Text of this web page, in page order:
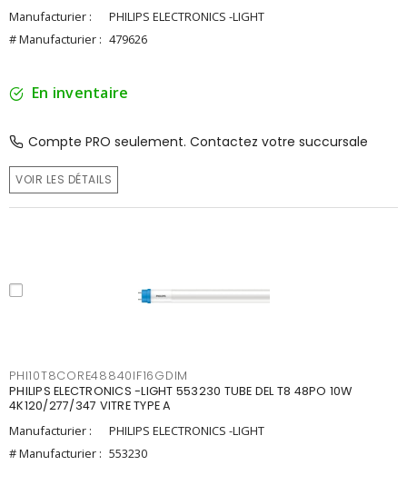
Manufacturier :
PHILIPS ELECTRONICS -LIGHT
# Manufacturier : 479626
En inventaire
Compte PRO seulement. Contactez votre succursale
VOIR LES DÉTAILS
PHI10T8CORE48840IF16GDIM
PHILIPS ELECTRONICS -LIGHT 553230 TUBE DEL T8 48PO 10W
4K120/277/347 VITRE TYPE A
Manufacturier :
PHILIPS ELECTRONICS -LIGHT
# Manufacturier : 553230